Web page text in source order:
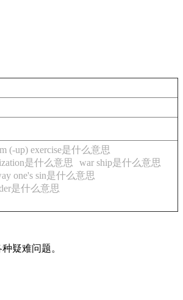
(-up) exercise是什么意思
是什么意思
war ship是什么意思
one's sin是什么意思
是什么意思
疑难问题。